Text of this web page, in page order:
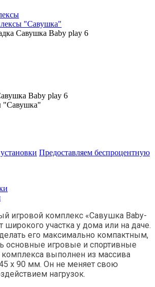
"Савушка"
Савушка Baby play 6
Baby play 6
"Савушка"
Предоставляем беспроцентную
игровой комплекс «Савушка Baby-
широкого участка у дома или на даче.
его максимально компактным,
основные игровые и спортивные
выполнен из массива
х 90 мм. Он не меняет свою
нагрузок.